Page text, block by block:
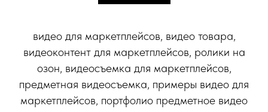
видео для маркетплейсов, видео товара,
видеоконтент для маркетплейсов, ролики на
озон, видеосъемка для маркетплейсов,
предметная видеосъемка, примеры видео для
маркетплейсов, портфолио предметное видео